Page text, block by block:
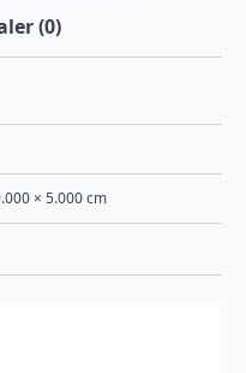
(0)
× 5.000 cm